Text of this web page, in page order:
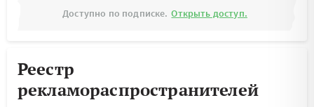
Доступно по подписке. Открыть доступ.
Реестр
рекламораспространителей